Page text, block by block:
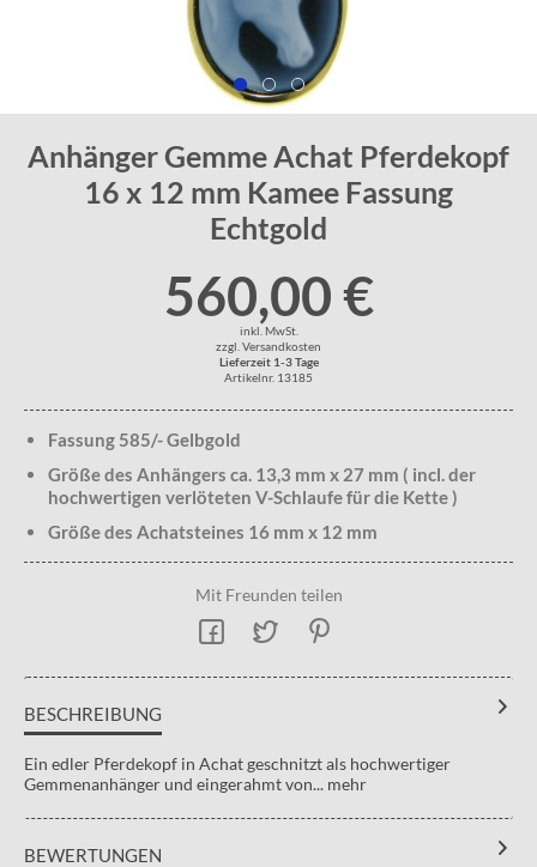
Anhänger Gemme Achat Pferdekopf
16 x 12 mm Kamee Fassung
Echtgold
560,00 €
inkl. MwSt.
zzgl. Versandkosten
Lieferzeit 1-3 Tage
Artikelnr. 13185
Fassung 585/- Gelbgold
Größe des Anhängers ca. 13,3 mm x 27 mm ( incl. der
hochwertigen verlöteten V-Schlaufe für die Kette )
Größe des Achatsteines 16 mm x 12 mm
Mit Freunden teilen
BESCHREIBUNG
Ein edler Pferdekopf in Achat geschnitzt als hochwertiger
Gemmenanhänger und eingerahmt von... mehr
BEWERTUNGEN